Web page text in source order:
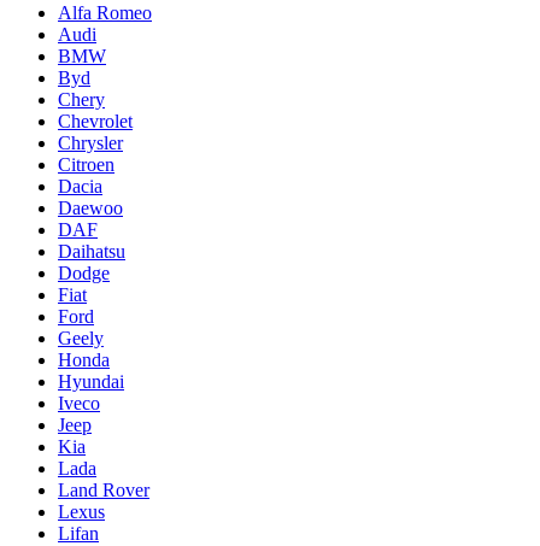
Alfa Romeo
Audi
BMW
Byd
Chery
Chevrolet
Chrysler
Citroen
Dacia
Daewoo
DAF
Daihatsu
Dodge
Fiat
Ford
Geely
Honda
Hyundai
Iveco
Jeep
Kia
Lada
Land Rover
Lexus
Lifan